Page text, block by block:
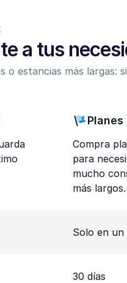
a tus
estancias más largas:
Compra
para
mucho
más largos.
Solo en
30 días